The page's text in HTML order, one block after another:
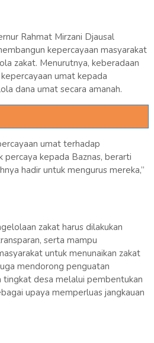
Rahmat Mirzani Djausal
kepercayaan masyarakat
zakat. Menurutnya, keberadaan
umat kepada
dana umat secara amanah.
umat terhadap
percaya kepada Baznas, berarti
hadir untuk mengurus mereka,”
zakat harus dilakukan
serta mampu
untuk menunaikan zakat
mendorong penguatan
tingkat desa melalui pembentukan
upaya memperluas jangkauan